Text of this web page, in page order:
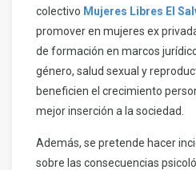
colectivo Mujeres Libres El
promover en mujeres ex
de formación en marcos
género, salud sexual y
beneficien el crecimiento
mejor inserción a la sociedad.
Además, se pretende hacer
sobre las consecuencias